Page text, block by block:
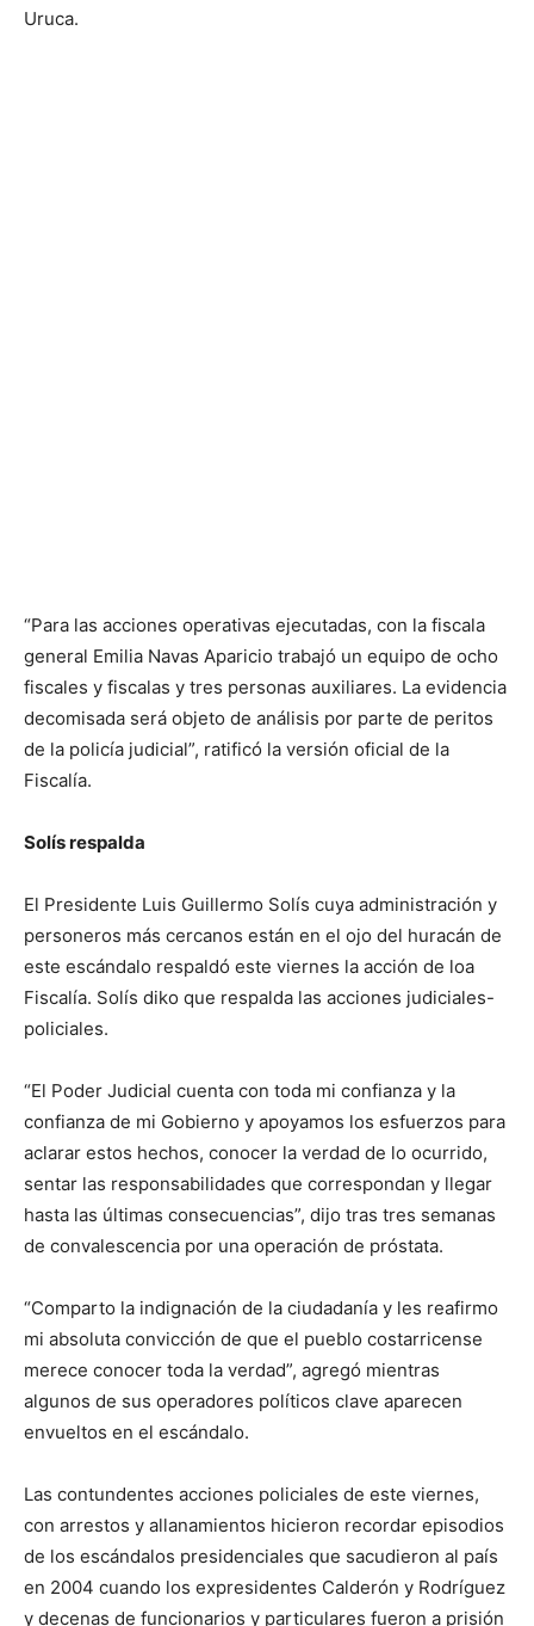
Uruca.
“Para las acciones operativas ejecutadas, con la fiscala
general Emilia Navas Aparicio trabajó un equipo de ocho
fiscales y fiscalas y tres personas auxiliares. La evidencia
decomisada será objeto de análisis por parte de peritos
de la policía judicial”, ratificó la versión oficial de la
Fiscalía.
Solís respalda
El Presidente Luis Guillermo Solís cuya administración y
personeros más cercanos están en el ojo del huracán de
este escándalo respaldó este viernes la acción de loa
Fiscalía. Solís diko que respalda las acciones judiciales-
policiales.
“El Poder Judicial cuenta con toda mi confianza y la
confianza de mi Gobierno y apoyamos los esfuerzos para
aclarar estos hechos, conocer la verdad de lo ocurrido,
sentar las responsabilidades que correspondan y llegar
hasta las últimas consecuencias”, dijo tras tres semanas
de convalescencia por una operación de próstata.
“Comparto la indignación de la ciudadanía y les reafirmo
mi absoluta convicción de que el pueblo costarricense
merece conocer toda la verdad”, agregó mientras
algunos de sus operadores políticos clave aparecen
envueltos en el escándalo.
Las contundentes acciones policiales de este viernes,
con arrestos y allanamientos hicieron recordar episodios
de los escándalos presidenciales que sacudieron al país
en 2004 cuando los expresidentes Calderón y Rodríguez
y decenas de funcionarios y particulares fueron a prisión